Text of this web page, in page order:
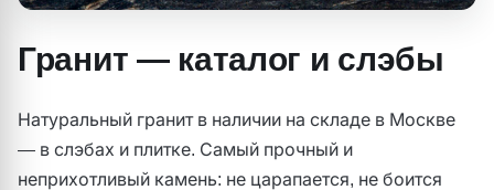
Гранит — каталог и слэбы
Натуральный гранит в наличии на складе в Москве
— в слэбах и плитке. Самый прочный и
неприхотливый камень: не царапается, не боится